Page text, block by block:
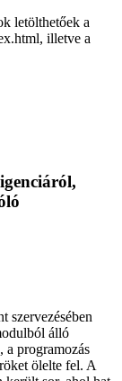
letölthetőek a
illetve a
szervezésében
álló
a programozás
ölelte fel. A